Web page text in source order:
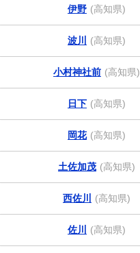
伊野 (高知県)
波川 (高知県)
小村神社前 (高知県)
日下 (高知県)
岡花 (高知県)
土佐加茂 (高知県)
西佐川 (高知県)
佐川 (高知県)